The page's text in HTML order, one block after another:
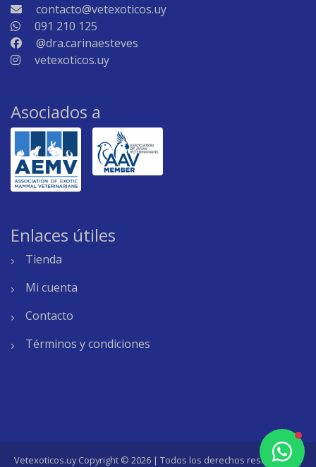
contacto@vetexoticos.uy
091 210 125
@dra.carinaesteves
vetexoticos.uy
Asociados a
Enlaces útiles
Tienda
Mi cuenta
Contacto
Términos y condiciones
Vetexoticos.uy Copyright © 2026 | Todos los derechos reservados |